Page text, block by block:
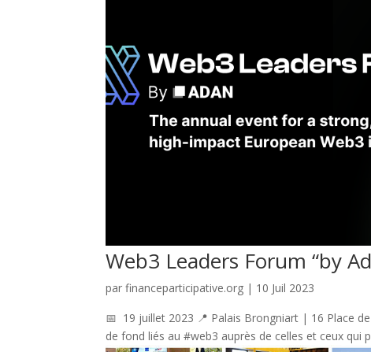
Web3 Leaders Forum “by
parfinanceparticipative.org | 10 Juil 2023
📅 19 juillet 2023 📍 Palais Brongniart | 16 Place
de fond liés au #web3 auprès de celles et ceux qui